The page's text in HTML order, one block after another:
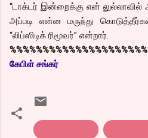
“டாக்டர் இன்றைக்கு என்
அப்படி என்ன மருந்து
“லிப்ஸிடிக் ரிமூவர்” என்றார்.
கேபிள் சங்கர்